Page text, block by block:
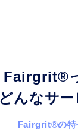
Fairgrit®
どんなサー
Fairgrit®の特